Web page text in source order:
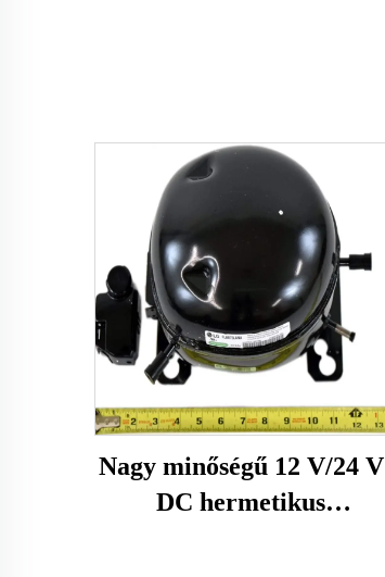
Nagy minőségű 12 V/24 V
DC hermetikus